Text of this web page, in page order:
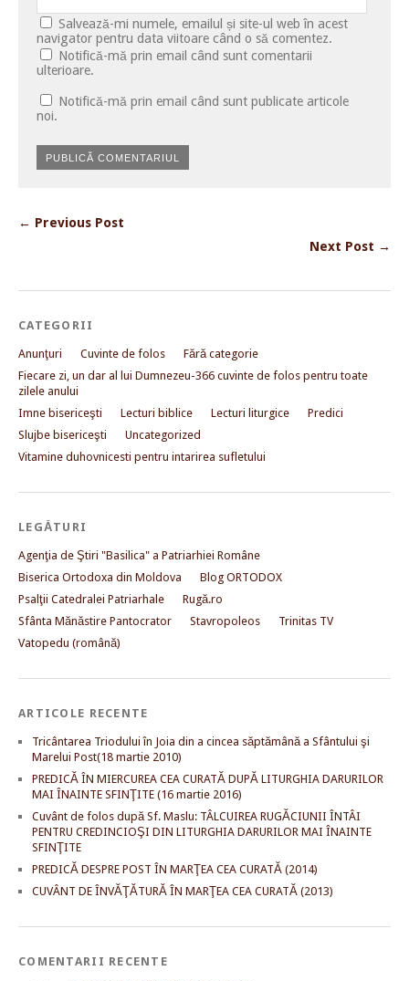
Salvează-mi numele, emailul și site-ul web în acest
navigator pentru data viitoare când o să comentez.
Notifică-mă prin email când sunt comentarii
ulterioare.
Notifică-mă prin email când sunt publicate articole
noi.
← Previous Post
Next Post →
CATEGORII
Anunţuri Cuvinte de folos
Fără categorie
Fiecare zi, un dar al lui Dumnezeu-366 cuvinte de folos pentru toate
zilele anului
Imne bisericeşti
Lecturi biblice Lecturi liturgice
Predici
Slujbe bisericeşti
Uncategorized
Vitamine duhovnicesti pentru intarirea sufletului
LEGĂTURI
Agenţia de Ştiri "Basilica" a Patriarhiei Române
Biserica Ortodoxa din Moldova
Blog ORTODOX
Psalţii Catedralei Patriarhale
Rugă.ro
Sfânta Mănăstire Pantocrator
Stavropoleos
Trinitas TV
Vatopedu (română)
ARTICOLE RECENTE
Tricântarea Triodului în Joia din a cincea săptămână a Sfântului şi
Marelui Post(18 martie 2010)
PREDICĂ ÎN MIERCUREA CEA CURATĂ DUPĂ LITURGHIA DARURILOR
MAI ÎNAINTE SFINŢITE (16 martie 2016)
Cuvânt de folos după Sf. Maslu: TÂLCUIREA RUGĂCIUNII ÎNTÂI
PENTRU CREDINCIOŞI DIN LITURGHIA DARURILOR MAI ÎNAINTE
SFINŢITE
PREDICĂ DESPRE POST ÎN MARŢEA CEA CURATĂ (2014)
CUVÂNT DE ÎNVĂŢĂTURĂ ÎN MARŢEA CEA CURATĂ (2013)
COMENTARII RECENTE